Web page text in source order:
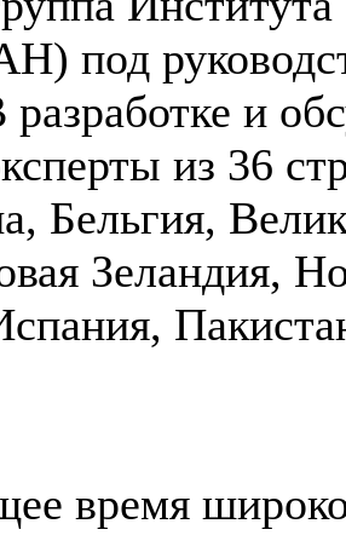
под
и
из 36
Бельгия,
Зеландия,
время